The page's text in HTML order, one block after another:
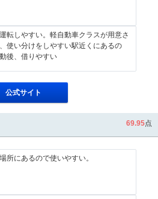
転しやすい。軽自動車クラスが用意さ
使い分けをしやすい駅近くにあるの
後、借りやすい
公式サイト
69.95点
所にあるので使いやすい。